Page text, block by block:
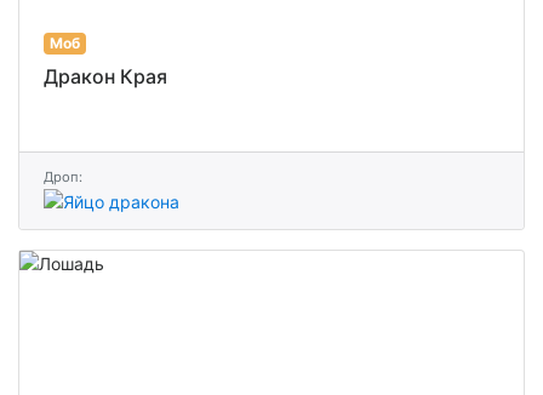
Моб
Дракон Края
Дроп: